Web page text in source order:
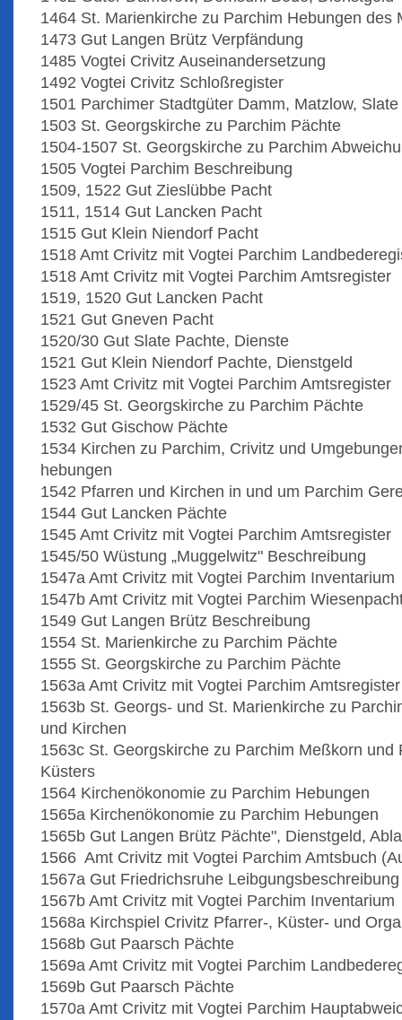
1464 St. Marienkirche zu Parchim Hebungen des
1473 Gut Langen Brütz Verpfändung
1485 Vogtei Crivitz Auseinandersetzung
1492 Vogtei Crivitz Schloßregister
1501 Parchimer Stadtgüter Damm, Matzlow,
1503 St. Georgskirche zu Parchim Pächte
1504-1507 St. Georgskirche zu Parchim
1505 Vogtei Parchim Beschreibung
1509, 1522 Gut Zieslübbe Pacht
1511, 1514 Gut Lancken Pacht
1515 Gut Klein Niendorf Pacht
1518 Amt Crivitz mit Vogtei Parchim
1518 Amt Crivitz mit Vogtei Parchim Amtsregister
1519, 1520 Gut Lancken Pacht
1521 Gut Gneven Pacht
1520/30 Gut Slate Pachte, Dienste
1521 Gut Klein Niendorf Pachte, Dienstgeld
1523 Amt Crivitz mit Vogtei Parchim Amtsregister
1529/45 St. Georgskirche zu Parchim Pächte
1532 Gut Gischow Pächte
1534 Kirchen zu Parchim, Crivitz und
hebungen
1542 Pfarren und Kirchen in und um Parchim
1544 Gut Lancken Pächte
1545 Amt Crivitz mit Vogtei Parchim Amtsregister
1545/50 Wüstung „Muggelwitz" Beschreibung
1547a Amt Crivitz mit Vogtei Parchim Inventarium
1547b Amt Crivitz mit Vogtei Parchim
1549 Gut Langen Brütz Beschreibung
1554 St. Marienkirche zu Parchim Pächte
1555 St. Georgskirche zu Parchim Pächte
1563a Amt Crivitz mit Vogtei Parchim Amtsregister
1563b St. Georgs- und St. Marienkirche zu
und Kirchen
1563c St. Georgskirche zu Parchim Meßkorn und
Küsters
1564 Kirchenökonomie zu Parchim Hebungen
1565a Kirchenökonomie zu Parchim Hebungen
1565b Gut Langen Brütz Pächte", Dienstgeld,
1566 Amt Crivitz mit Vogtei Parchim Amtsbuch
1567a Gut Friedrichsruhe Leibgungsbeschreibung
1567b Amt Crivitz mit Vogtei Parchim Inventarium
1568a Kirchspiel Crivitz Pfarrer-, Küster- und
1568b Gut Paarsch Pächte
1569a Amt Crivitz mit Vogtei Parchim
1569b Gut Paarsch Pächte
1570a Amt Crivitz mit Vogtei Parchim